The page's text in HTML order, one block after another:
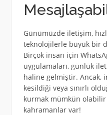
Günümüzde iletişim,
teknolojilerle büyük bir
Birçok insan için
uygulamaları, günlük
haline gelmiştir. Ancak,
kesildiği veya sınırlı
kurmak mümkün olabilir
kahramanlar var!